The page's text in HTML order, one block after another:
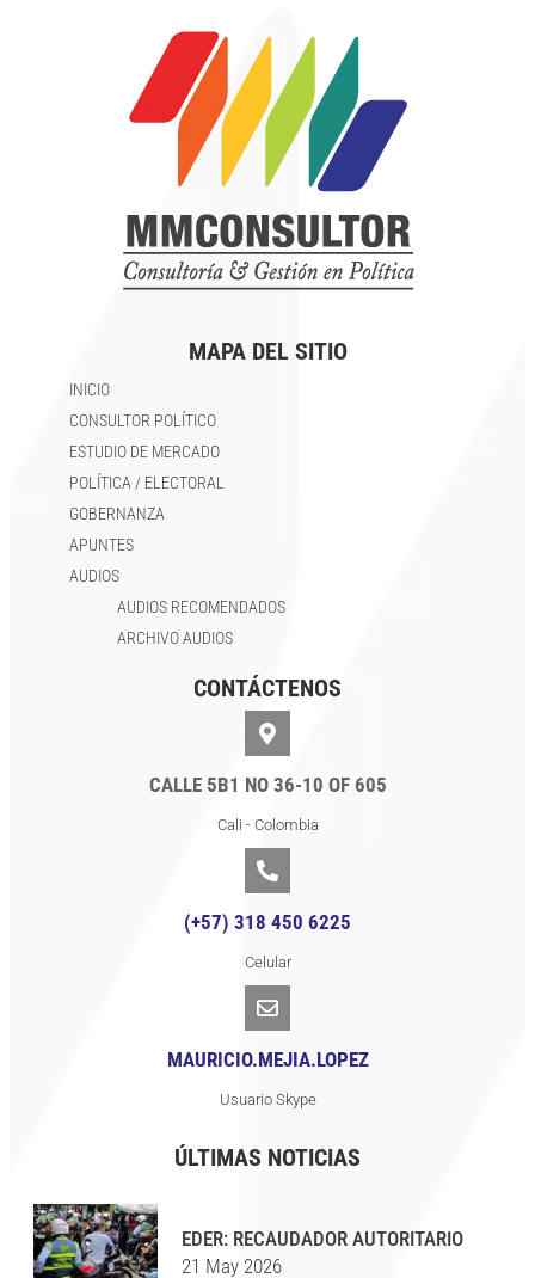
ÚLTIMAS NOTICIAS
EDER: RECAUDADOR AUTORITARIO
21 May 2026
CONTÁCTENOS
CALLE 5B1 NO 36-10 OF 605
Cali - Colombia
(+57) 318 450 6225
Celular
MAURICIO.MEJIA.LOPEZ
Usuario Skype
MAPA DEL SITIO
INICIO
CONSULTOR POLÍTICO
ESTUDIO DE MERCADO
POLÍTICA / ELECTORAL
GOBERNANZA
APUNTES
AUDIOS
AUDIOS RECOMENDADOS
ARCHIVO AUDIOS